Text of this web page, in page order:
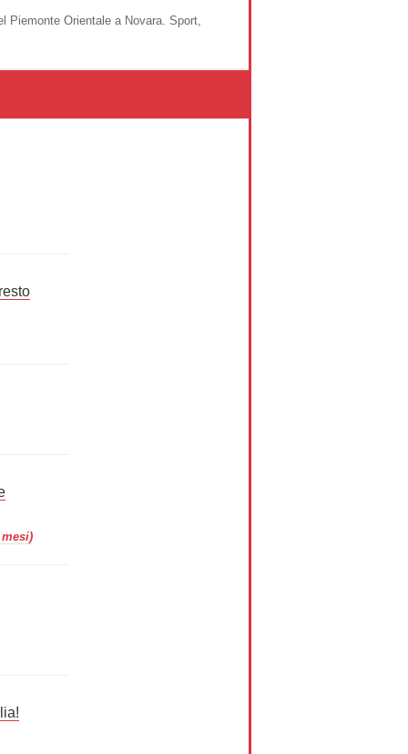
Piemonte Orientale a Novara. Sport,